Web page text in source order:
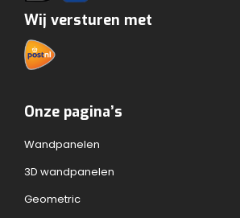
Wij versturen met
Onze pagina’s
Wandpanelen
3D wandpanelen
Geometric